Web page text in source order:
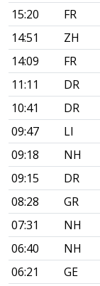
15:20
FR
14:51
ZH
14:09
FR
11:11
DR
10:41
DR
09:47
LI
09:18
NH
09:15
DR
08:28
GR
07:31
NH
06:40
NH
06:21
GE